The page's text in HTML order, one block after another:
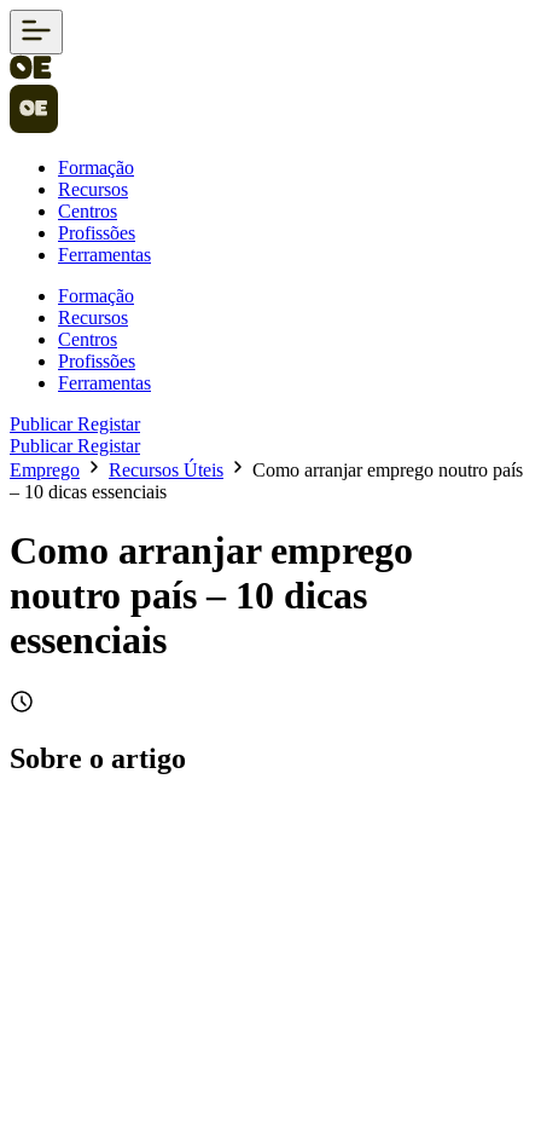
Formação
Recursos
Centros
Profissões
Ferramentas
Formação
Recursos
Centros
Profissões
Ferramentas
PublicarRegistar
PublicarRegistar
Emprego
Recursos Úteis
Como arranjar emprego noutro país
– 10 dicas essenciais
Como arranjar emprego
noutro país – 10 dicas
essenciais
Sobre o artigo